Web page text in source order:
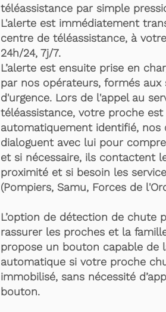
téléassistance par simple
L'alerte est immédiatement
centre de téléassistance, à
24h/24, 7j/7.
L’alerte est ensuite prise en
par nos opérateurs, formés aux
d'urgence. Lors de l'appel au
téléassistance, votre proche est
automatiquement identifié, nos
dialoguent avec lui pour
et si nécessaire, ils contactent
proximité et si besoin les
(Pompiers, Samu, Forces de
L’option de détection de chute
rassurer les proches et la
propose un bouton capable de
automatique si votre proche
immobilisé, sans nécessité
bouton.